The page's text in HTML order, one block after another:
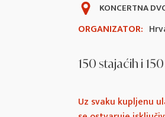
ORGANIZATOR:
KONCERTNA
150 stajaćih i
Uz svaku kupljenu